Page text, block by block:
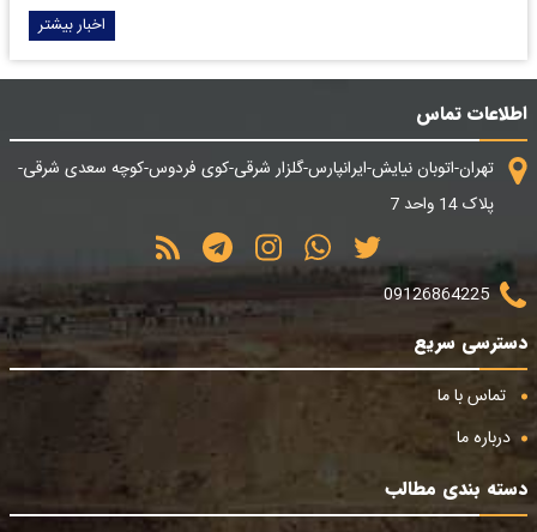
اخبار بیشتر
اطلاعات تماس
تهران-اتوبان نیایش-ایرانپارس-گلزار شرقی-کوی فردوس-کوچه سعدی شرقی-
پلاک 14 واحد 7
09126864225
دسترسی سریع
تماس با ما
درباره ما
دسته بندی مطالب